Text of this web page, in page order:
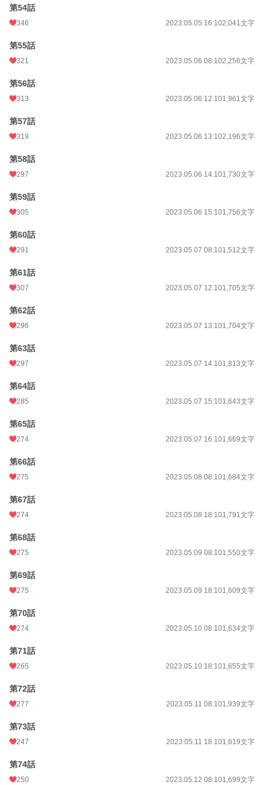
第54話
346 2023.05.05 16:102,041文字
第55話
321 2023.05.06 08:102,256文字
第56話
313 2023.05.06 12:101,961文字
第57話
319 2023.05.06 13:102,196文字
第58話
297 2023.05.06 14:101,730文字
第59話
305 2023.05.06 15:101,756文字
第60話
291 2023.05.07 08:101,512文字
第61話
307 2023.05.07 12:101,705文字
第62話
296 2023.05.07 13:101,704文字
第63話
297 2023.05.07 14:101,813文字
第64話
285 2023.05.07 15:101,643文字
第65話
274 2023.05.07 16:101,669文字
第66話
275 2023.05.08 08:101,684文字
第67話
274 2023.05.08 18:101,791文字
第68話
275 2023.05.09 08:101,550文字
第69話
275 2023.05.09 18:101,609文字
第70話
274 2023.05.10 08:101,634文字
第71話
265 2023.05.10 18:101,655文字
第72話
277 2023.05.11 08:101,939文字
第73話
247 2023.05.11 18:101,619文字
第74話
250 2023.05.12 08:101,699文字